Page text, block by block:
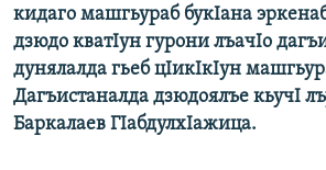
Все сайты РСЕ/РС
кидаго машгьураб букIана
дзюдо кватIун гурони лъачIо
дунялалда гьеб цIикIкIун
Дагъистаналда дзюдоялъе кьучI
Баркалаев ГIабдулхIажица.